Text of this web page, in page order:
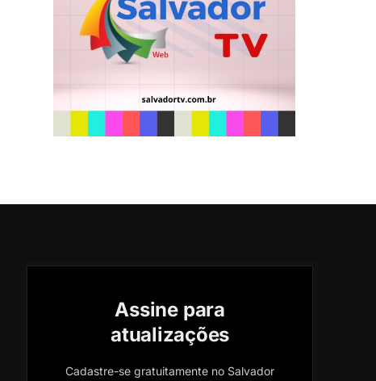
Assine para
atualizações
Cadastre-se gratuitamente no Salvador